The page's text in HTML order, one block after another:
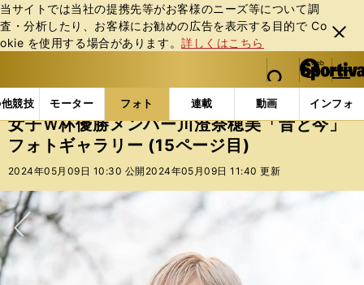
当サイトでは当社の提携先等がお客様のニーズ等について調
査・分析したり、お客様にお勧めの広告を表⽰する⽬的で Co
okie を使⽤する場合があります。詳しくはこちら
閉じ
る
web Sportiva (webスポルティーバ)
検索
マイペ
ー
ジ
メニュ
競技 モーター フォト 連載 動画 インフォ
b
ス
ポ
ル
ー
バ
フォトギャラリー スポーツビーナスギャラリー 女
女子Ｗ杯優勝メンバー川澄奈穂美「昔と今」
フォトギャラリー (15ページ目)
2024年05月09日 10:30 公開 2024年05月09日 11:40 更新